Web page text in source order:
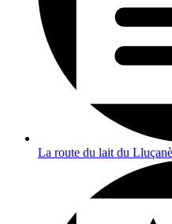
La route du lait du